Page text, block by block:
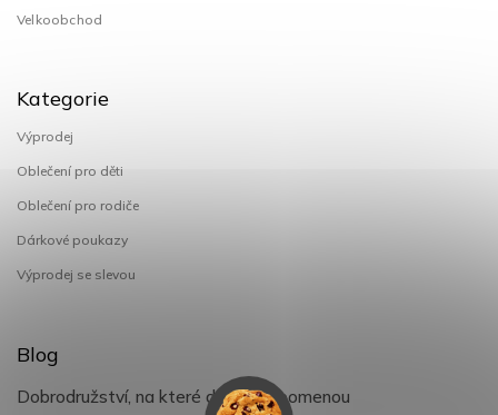
Velkoobchod
Kategorie
Výprodej
Oblečení pro děti
Oblečení pro rodiče
Dárkové poukazy
Výprodej se slevou
Blog
Dobrodružství, na které děti nezapomenou